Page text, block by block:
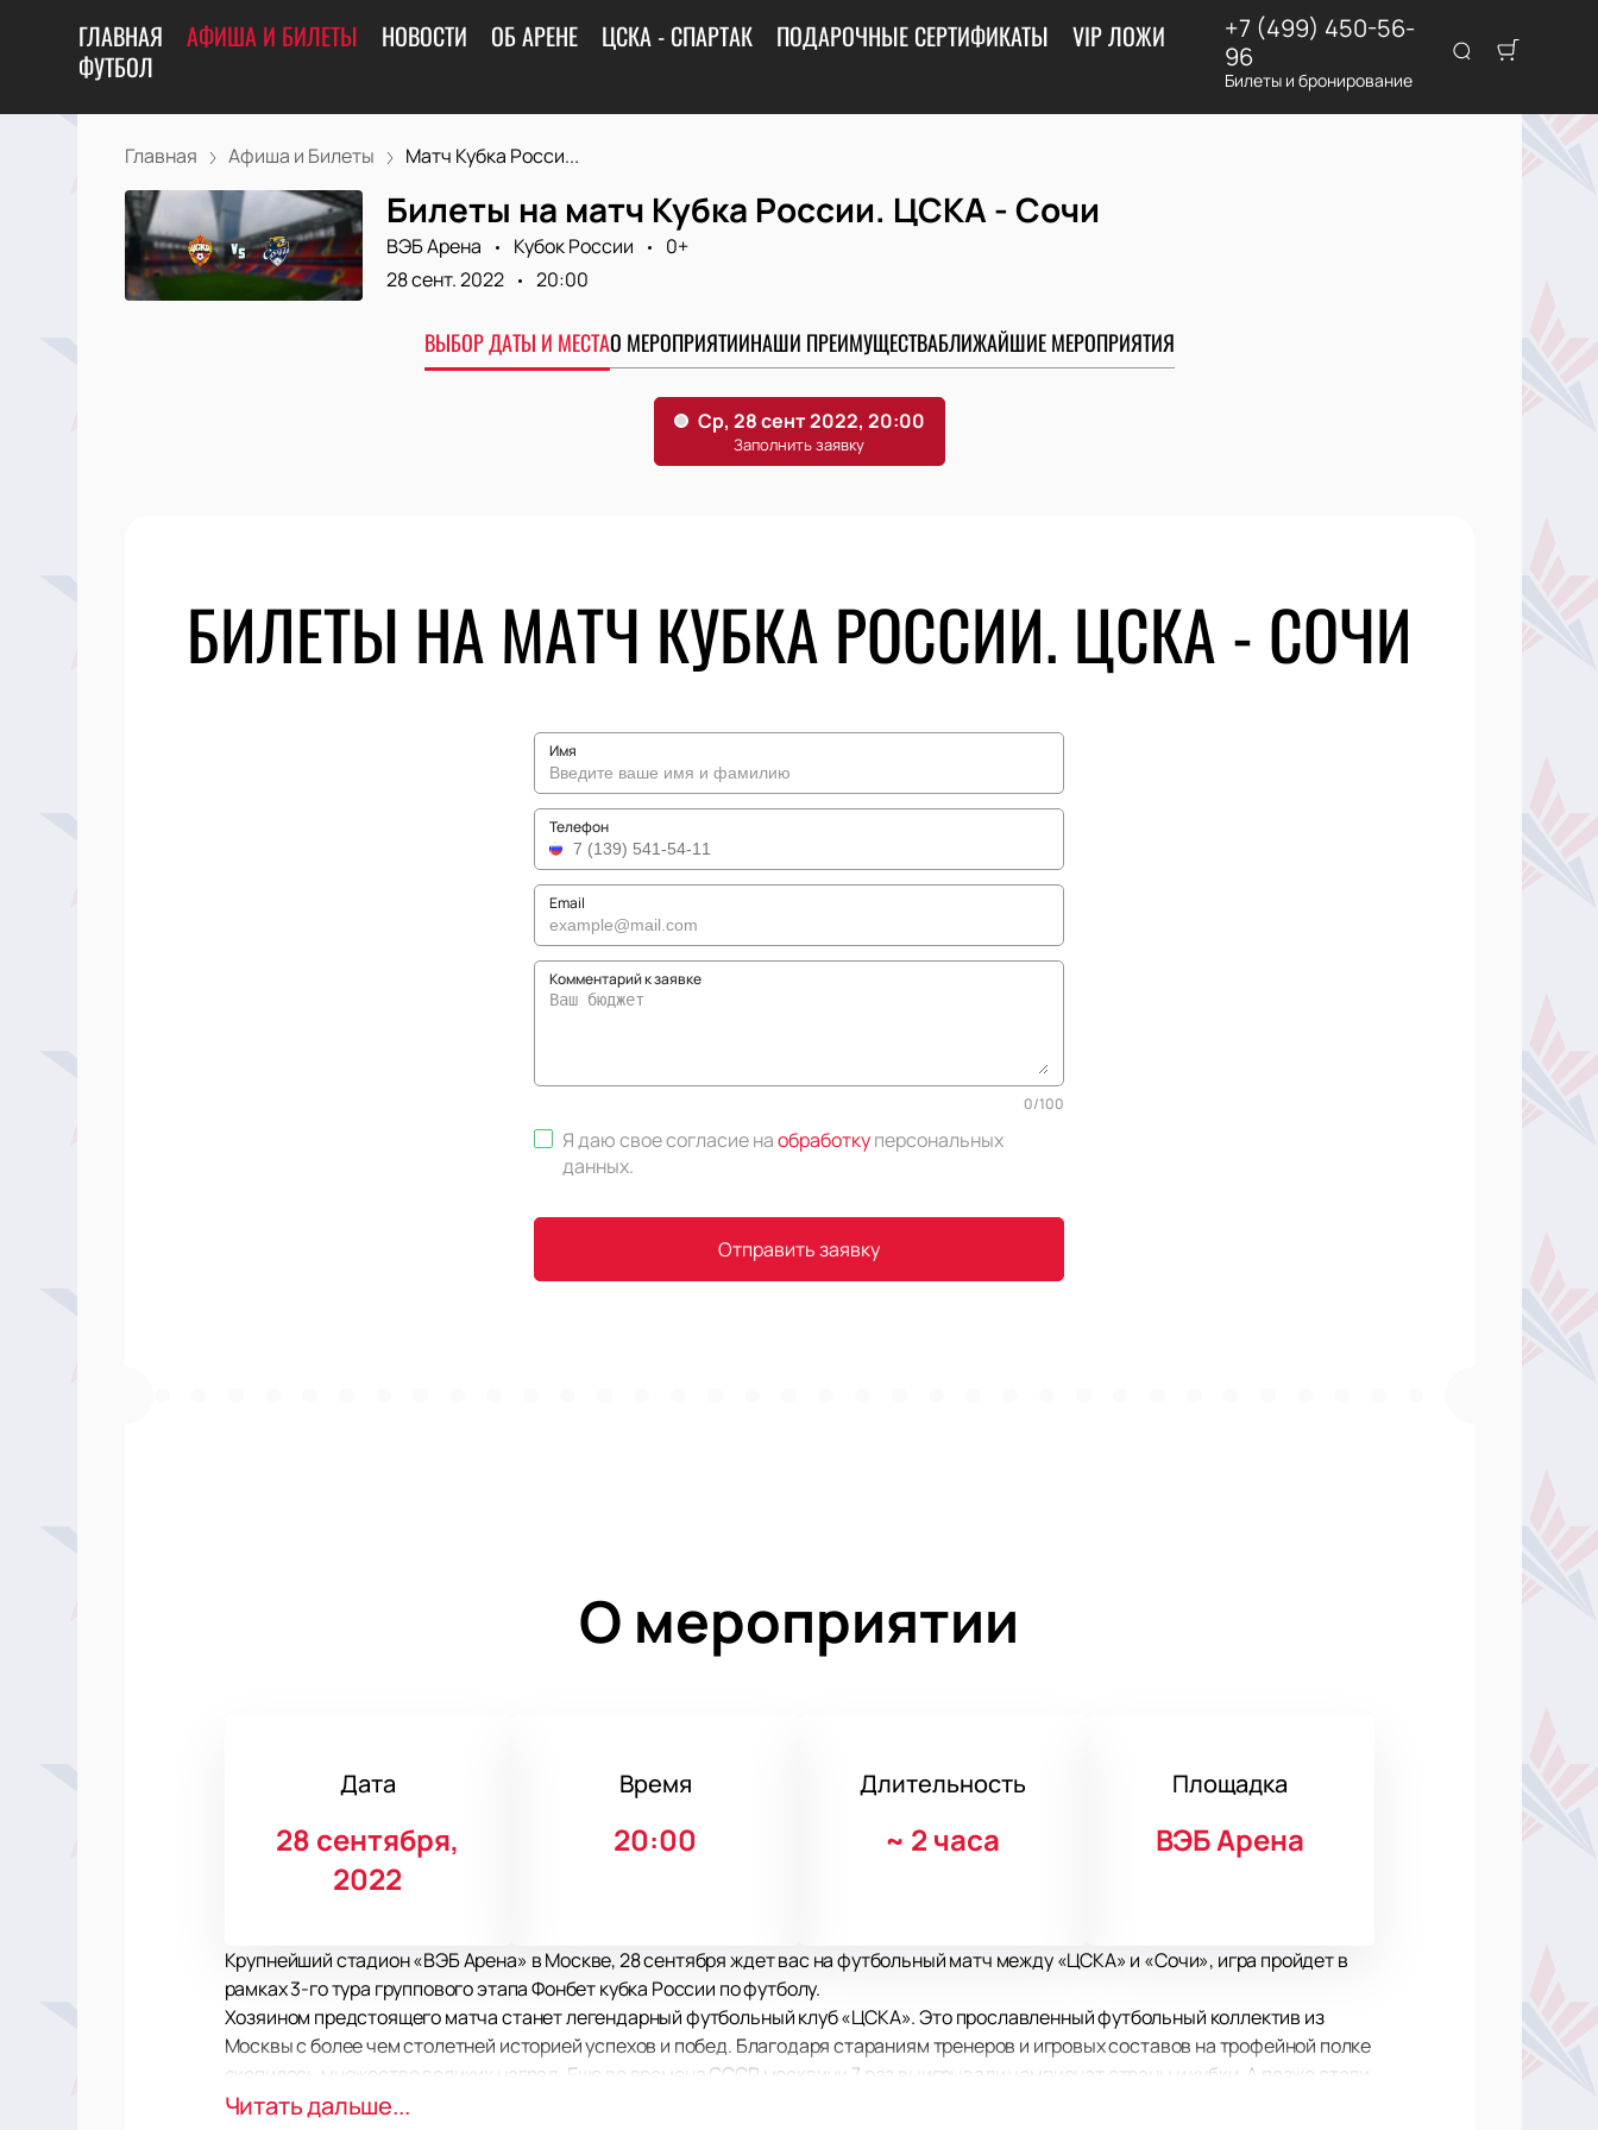
ГЛАВНАЯ АФИША И БИЛЕТЫ НОВОСТИ ОБ АРЕНЕ ЦСКА - СПАРТАК ПОДАРОЧНЫЕ СЕРТИФИКАТЫ
VIP ЛОЖИ
ФУТБОЛ
+7 (499) 450-56-
96
Билеты и бронирование
Главная Афиша и Билеты Матч Кубка Росси...
Билеты на матч Кубка России. ЦСКА - Сочи
ВЭБ Арена Кубок России
0+
28 сент. 2022
20:00
ВЫБОР ДАТЫ И МЕСТАО МЕРОПРИЯТИИНАШИ ПРЕИМУЩЕСТВАБЛИЖАЙШИЕ МЕРОПРИЯТИЯ
БИЛЕТЫ НА МАТЧ КУБКА РОССИИ. ЦСКА - СОЧИ
Имя
Телефон
Email
Комментарий к заявке
0/100
Я даю свое согласие наобработкуперсональных
данных.
Отправить заявку
О мероприятии
Дата
28 сентября,
2022
Время
20:00
Длительность
~ 2 часа
Площадка
ВЭБ Арена
Крупнейший стадион «ВЭБ Арена» в Москве, 28 сентября ждет вас на футбольный матч между «ЦСКА» и «Сочи», игра пройдет в
рамках 3-го тура группового этапа Фонбет кубка России по футболу.
Хозяином предстоящего матча станет легендарный футбольный клуб «ЦСКА». Это прославленный футбольный коллектив из
Москвы с более чем столетней историей успехов и побед. Благодаря стараниям тренеров и игровых составов на трофейной полке
скопилось множество великих наград. Еще во времена СССР москвичи 7 раз выигрывали чемпионат страны и кубки. А позже стали
шестикратными чемпионами России, выиграли Суперкубок России и 7 раз Кубок России.
Читать дальше...